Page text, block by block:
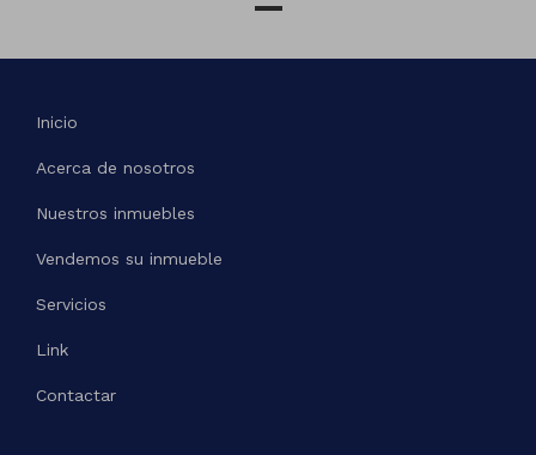
Inicio
Acerca de nosotros
Nuestros inmuebles
Vendemos su inmueble
Servicios
Link
Contactar